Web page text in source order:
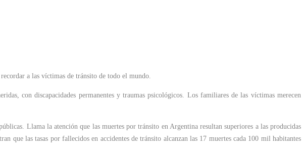
a las víctimas de tránsito de todo el mundo.
con discapacidades permanentes y traumas psicológicos. Los familiares de las víctimas merecen
Llama la atención que las muertes por tránsito en Argentina resultan superiores a las producidas
que las tasas por fallecidos en accidentes de tránsito alcanzan las 17 muertes cada 100 mil habitantes